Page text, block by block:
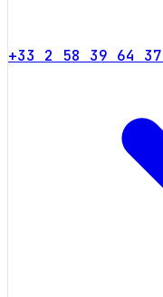
+33 2 58 39 64 37